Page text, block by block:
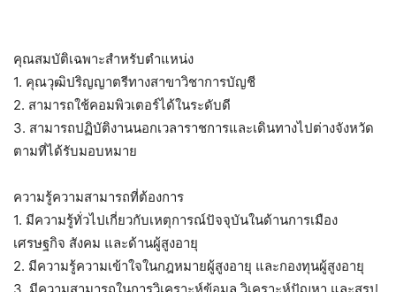
คุณสมบัติเฉพาะสำหรับตำแหน่ง
1. คุณวุฒิปริญญาตรีทางสาขาวิชาการบัญชี
2. สามารถใช้คอมพิวเตอร์ได้ในระดับดี
3. สามารถปฏิบัติงานนอกเวลาราชการและเดินทางไปต่างจังหวัด
ตามที่ได้รับมอบหมาย
ความรู้ความสามารถที่ต้องการ
1. มีความรู้ทั่วไปเกี่ยวกับเหตุการณ์ปัจจุบันในด้านการเมือง
เศรษฐกิจ สังคม และด้านผู้สูงอายุ
2. มีความรู้ความเข้าใจในกฎหมายผู้สูงอายุ และกองทุนผู้สูงอายุ